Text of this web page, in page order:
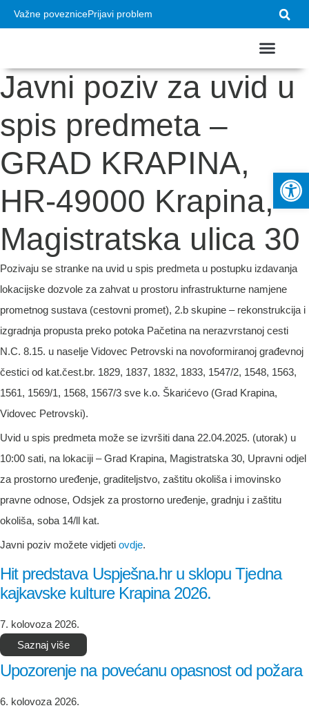
Važne poveznicePrijavi problem
Javni poziv za uvid u
spis predmeta –
GRAD KRAPINA,
HR-49000 Krapina,
Magistratska ulica 30
Pozivaju se stranke na uvid u spis predmeta u postupku izdavanja
lokacijske dozvole za zahvat u prostoru infrastrukturne namjene
prometnog sustava (cestovni promet), 2.b skupine – rekonstrukcija i
izgradnja propusta preko potoka Pačetina na nerazvrstanoj cesti
N.C. 8.15. u naselje Vidovec Petrovski na novoformiranoj građevnoj
čestici od kat.čest.br. 1829, 1837, 1832, 1833, 1547/2, 1548, 1563,
1561, 1569/1, 1568, 1567/3 sve k.o. Škarićevo (Grad Krapina,
Vidovec Petrovski).
Uvid u spis predmeta može se izvršiti dana 22.04.2025. (utorak) u
10:00 sati, na lokaciji – Grad Krapina, Magistratska 30, Upravni odjel
za prostorno uređenje, graditeljstvo, zaštitu okoliša i imovinsko
pravne odnose, Odsjek za prostorno uređenje, gradnju i zaštitu
okoliša, soba 14/ll kat.
Javni poziv možete vidjeti ovdje.
Hit predstava Uspješna.hr u sklopu Tjedna
kajkavske kulture Krapina 2026.
7. kolovoza 2026.
Saznaj više
Upozorenje na povećanu opasnost od požara
6. kolovoza 2026.